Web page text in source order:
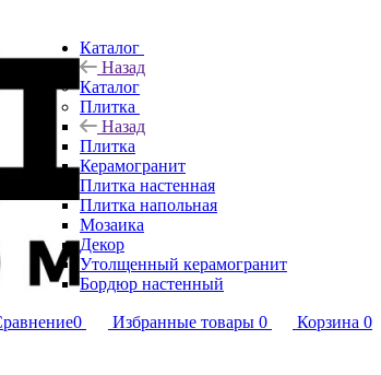
0 Избранные товары 0 Корзина 0
Каталог
Назад
Каталог
Плитка
Назад
Плитка
Керамогранит
Плитка настенная
Плитка напольная
Мозаика
Декор
Утолщенный керамогранит
Бордюр настенный